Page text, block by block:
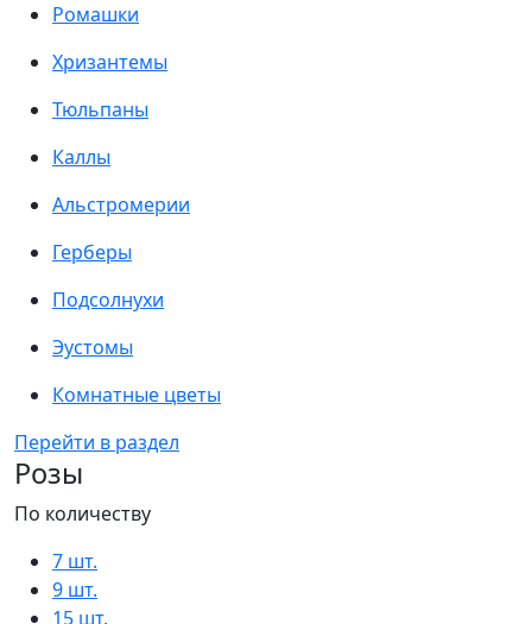
Ромашки
Хризантемы
Тюльпаны
Каллы
Альстромерии
Герберы
Подсолнухи
Эустомы
Комнатные цветы
Перейти в раздел
Розы
По количеству
7 шт.
9 шт.
15 шт.